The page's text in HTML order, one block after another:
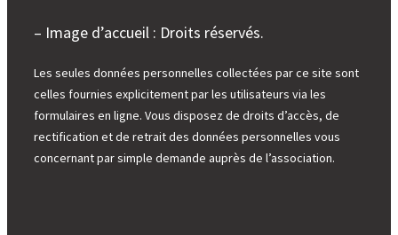
– Image d’accueil : Droits réservés.
Les seules données personnelles collectées par ce site sont
celles fournies explicitement par les utilisateurs via les
formulaires en ligne. Vous disposez de droits d’accès, de
rectification et de retrait des données personnelles vous
concernant par simple demande auprès de l’association.